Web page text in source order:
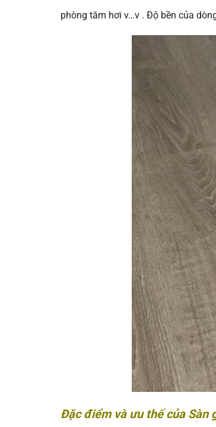
phòng tăm hơi v…v . Độ bền của
Đặc điểm và ưu thế của Sàn